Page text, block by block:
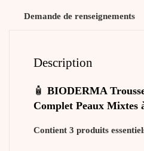
Demande de renseignements
Description
🧴 BIODERMA
Complet Peaux Mixtes
Contient 3 produits